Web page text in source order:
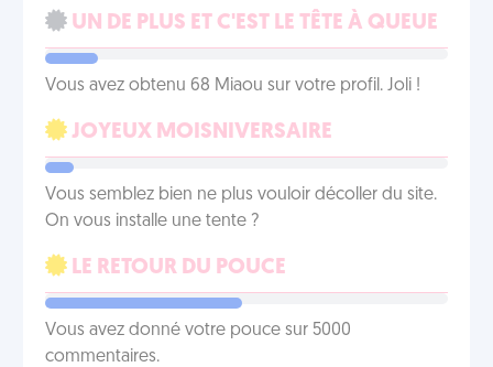
UN DE PLUS ET C'EST LE TÊTE À QUEUE
Vous avez obtenu 68 Miaou sur votre profil. Joli !
JOYEUX MOISNIVERSAIRE
Vous semblez bien ne plus vouloir décoller du site.
On vous installe une tente ?
LE RETOUR DU POUCE
Vous avez donné votre pouce sur 5000
commentaires.